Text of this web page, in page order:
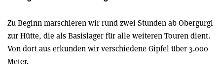
Zu Beginn marschieren wir rund zwei Stunden ab Obergurgl
zur Hütte, die als Basislager für alle weiteren Touren dient.
Von dort aus erkunden wir verschiedene Gipfel über 3.000
Meter.